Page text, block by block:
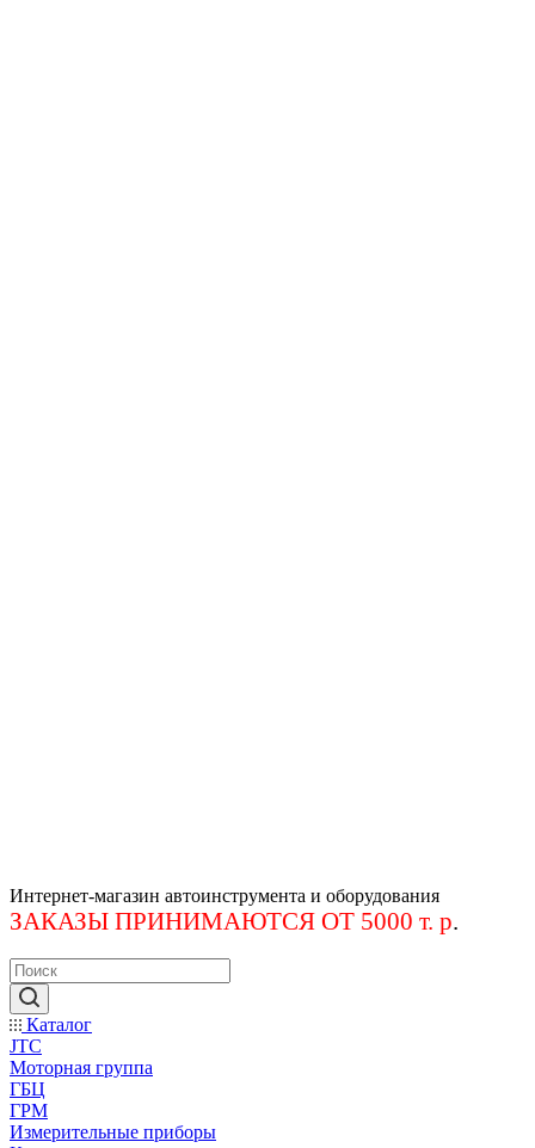
Интернет-магазин автоинструмента и оборудования
ЗАКАЗЫ ПРИНИМАЮТСЯ ОТ 5000 т. р.
Каталог
JTC
Моторная группа
ГБЦ
ГРМ
Измерительные приборы